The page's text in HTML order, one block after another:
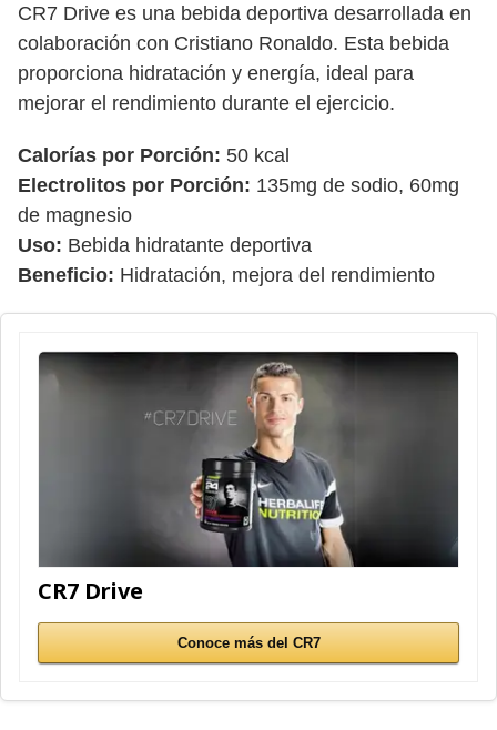
CR7 Drive es una bebida deportiva desarrollada en
colaboración con Cristiano Ronaldo. Esta bebida
proporciona hidratación y energía, ideal para
mejorar el rendimiento durante el ejercicio.
Calorías por Porción: 50 kcal
Electrolitos por Porción: 135mg de sodio, 60mg
de magnesio
Uso: Bebida hidratante deportiva
Beneficio: Hidratación, mejora del rendimiento
CR7 Drive
Conoce más del CR7